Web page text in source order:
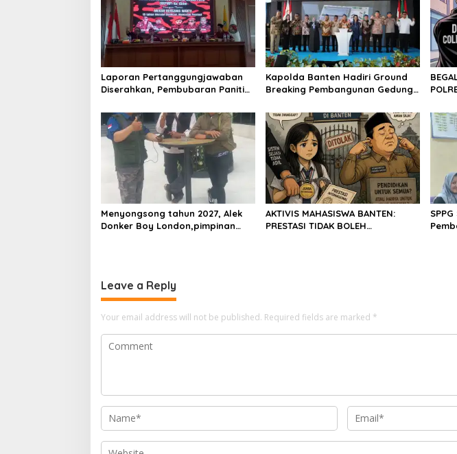
Laporan Pertanggungjawaban
Diserahkan, Pembubaran Panitia
Kapolda Banten Hadiri Ground
Breaking Pembangunan Gedung
Provinsi Banten
Menyongsong tahun 2027, Alek
Donker Boy London,pimpinan
menjalankan tugas jurnalistik
AKTIVIS MAHASISWA BANTEN:
PRESTASI TIDAK BOLEH
Leave a Reply
Your email address will not be published. Required fields are marked *
Plt
ke
In Politik